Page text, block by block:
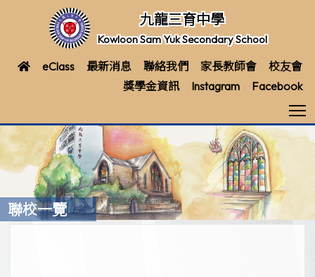
九龍三育中學
Kowloon Sam Yuk Secondary School
eClass 最新消息 聯絡我們 家長教師會
校友會
獎學金資訊
Instagram Facebook
聯校一覽